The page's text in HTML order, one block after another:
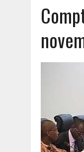
5 AOÛT 2026
5 AOÛT 2026